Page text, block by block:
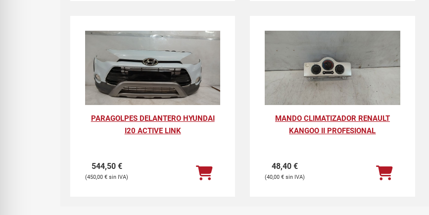
PARAGOLPES DELANTERO HYUNDAI
I20 ACTIVE LINK
544,50 €
450,00 €
MANDO CLIMATIZADOR RENAULT
KANGOO II PROFESIONAL
48,40€
40,00€